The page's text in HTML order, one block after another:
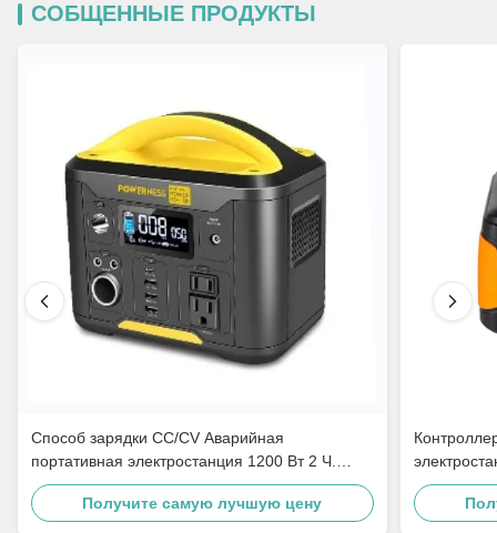
СОБЩЕННЫЕ ПРОДУКТЫ
Способ зарядки CC/CV Аварийная
портативная электростанция 1200 Вт 2 Ч.
Полностью заряжена для путешествий
Получите самую лучшую цену
тока